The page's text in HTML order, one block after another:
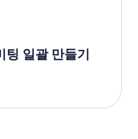
일괄 만들기